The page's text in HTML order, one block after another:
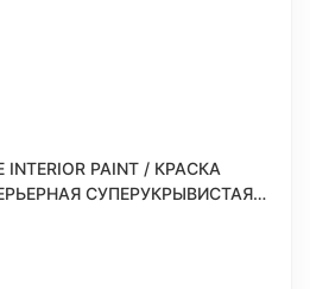
INTERIOR PAINT / КРАСКА
СУПЕРУКРЫВИСТАЯ